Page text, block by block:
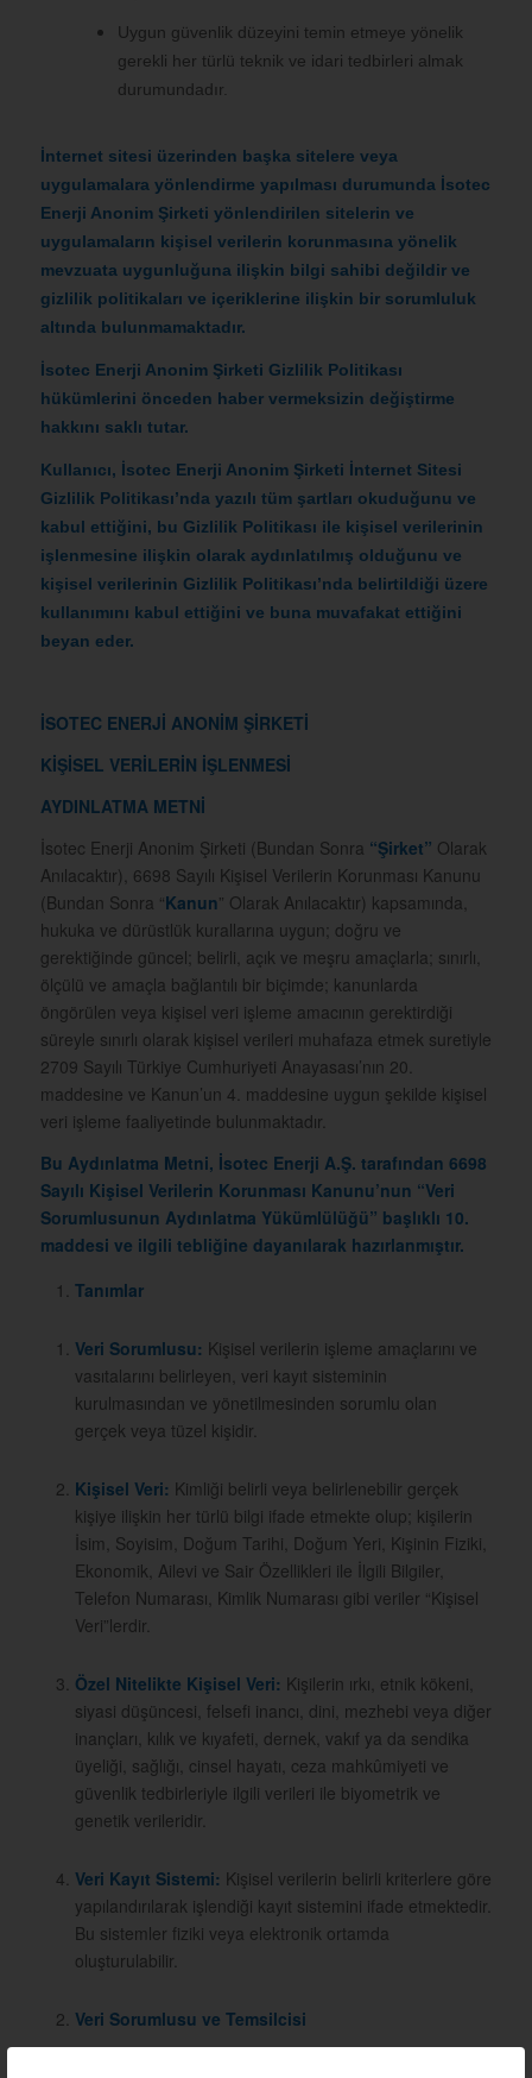
Uygun güvenlik düzeyini temin etmeye yönelik
gerekli her türlü teknik ve idari tedbirleri almak
durumundadır.
İnternet sitesi üzerinden başka sitelere veya
uygulamalara yönlendirme yapılması durumunda İsotec
Enerji Anonim Şirketi yönlendirilen sitelerin ve
uygulamaların kişisel verilerin korunmasına yönelik
mevzuata uygunluğuna ilişkin bilgi sahibi değildir ve
gizlilik politikaları ve içeriklerine ilişkin bir sorumluluk
altında bulunmamaktadır.
İsotec Enerji Anonim Şirketi Gizlilik Politikası
hükümlerini önceden haber vermeksizin değiştirme
hakkını saklı tutar.
Kullanıcı, İsotec Enerji Anonim Şirketi İnternet Sitesi
Gizlilik Politikası’nda yazılı tüm şartları okuduğunu ve
kabul ettiğini, bu Gizlilik Politikası ile kişisel verilerinin
işlenmesine ilişkin olarak aydınlatılmış olduğunu ve
kişisel verilerinin Gizlilik Politikası’nda belirtildiği üzere
kullanımını kabul ettiğini ve buna muvafakat ettiğini
beyan eder.
İSOTEC ENERJİ ANONİM ŞİRKETİ
KİŞİSEL VERİLERİN İŞLENMESİ
AYDINLATMA METNİ
İsotec Enerji Anonim Şirketi (Bundan Sonra “Şirket” Olarak
Anılacaktır), 6698 Sayılı Kişisel Verilerin Korunması Kanunu
(Bundan Sonra “Kanun” Olarak Anılacaktır) kapsamında,
hukuka ve dürüstlük kurallarına uygun; doğru ve
gerektiğinde güncel; belirli, açık ve meşru amaçlarla; sınırlı,
ölçülü ve amaçla bağlantılı bir biçimde; kanunlarda
öngörülen veya kişisel veri işleme amacının gerektirdiği
süreyle sınırlı olarak kişisel verileri muhafaza etmek suretiyle
2709 Sayılı Türkiye Cumhuriyeti Anayasası’nın 20.
maddesine ve Kanun’un 4. maddesine uygun şekilde kişisel
veri işleme faaliyetinde bulunmaktadır.
Bu Aydınlatma Metni, İsotec Enerji A.Ş. tarafından 6698
Sayılı Kişisel Verilerin Korunması Kanunu’nun “Veri
Sorumlusunun Aydınlatma Yükümlülüğü” başlıklı 10.
maddesi ve ilgili tebliğine dayanılarak hazırlanmıştır.
Tanımlar
Veri Sorumlusu: Kişisel verilerin işleme amaçlarını ve
vasıtalarını belirleyen, veri kayıt sisteminin
kurulmasından ve yönetilmesinden sorumlu olan
gerçek veya tüzel kişidir.
Kişisel Veri: Kimliği belirli veya belirlenebilir gerçek
kişiye ilişkin her türlü bilgi ifade etmekte olup; kişilerin
İsim, Soyisim, Doğum Tarihi, Doğum Yeri, Kişinin Fiziki,
Ekonomik, Ailevi ve Sair Özellikleri ile İlgili Bilgiler,
Telefon Numarası, Kimlik Numarası gibi veriler “Kişisel
Veri”lerdir.
Özel Nitelikte Kişisel Veri: Kişilerin ırkı, etnik kökeni,
siyasi düşüncesi, felsefi inancı, dini, mezhebi veya diğer
inançları, kılık ve kıyafeti, dernek, vakıf ya da sendika
üyeliği, sağlığı, cinsel hayatı, ceza mahkûmiyeti ve
güvenlik tedbirleriyle ilgili verileri ile biyometrik ve
genetik verileridir.
Veri Kayıt Sistemi: Kişisel verilerin belirli kriterlere göre
yapılandırılarak işlendiği kayıt sistemini ifade etmektedir.
Bu sistemler fiziki veya elektronik ortamda
oluşturulabilir.
Veri Sorumlusu ve Temsilcisi